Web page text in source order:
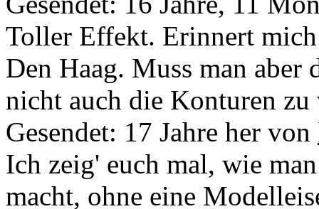
Toller Effekt. Erinnert
Den Haag. Muss man aber
nicht auch die Konturen zu
Gesendet: 17 Jahre her von
Ich zeig' euch mal, wie
macht, ohne eine